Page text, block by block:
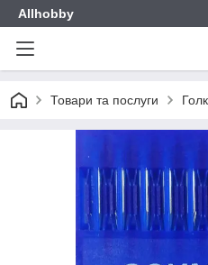
Allhobby
Товари та послуги